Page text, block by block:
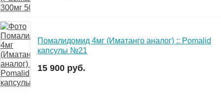
Помалидомид 4мг (Иматанго аналог) :: Pomalid
капсулы №21
15 900 руб.